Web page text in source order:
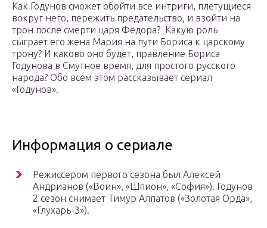
Как Годунов сможет обойти все интриги, плетущиеся
вокруг него, пережить предательство, и взойти на
трон после смерти царя Федора? Какую роль
сыграет его жена Мария на пути Бориса к царскому
трону? И каково оно будет, правление Бориса
Годунова в Смутное время, для простого русского
народа? Обо всем этом рассказывает сериал
«Годунов».
Информация о сериале
Режиссером первого сезона был Алексей
Андрианов («Воин», «Шпион», «София»). Годунов
2 сезон снимает Тимур Алпатов («Золотая Орда»,
«Глухарь-3»).